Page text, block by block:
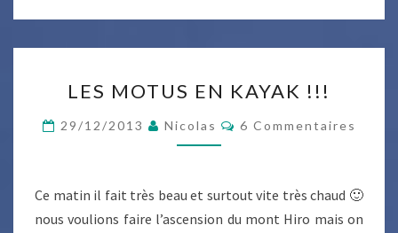
MOTUS
EN
KAYAK
LES MOTUS EN KAYAK !!!
29/12/2013 Nicolas Commentaires
6 Commentaires
Ce matin il fait très beau et surtout vite très chaud 🙂
nous voulions faire l’ascension du mont Hiro mais on